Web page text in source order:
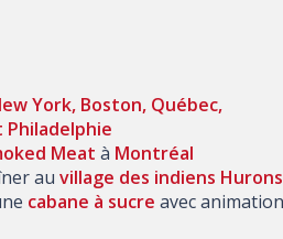
York, Boston, Québec,
Meat à Montréal
au village des indiens Hurons
cabane à sucre avec animation